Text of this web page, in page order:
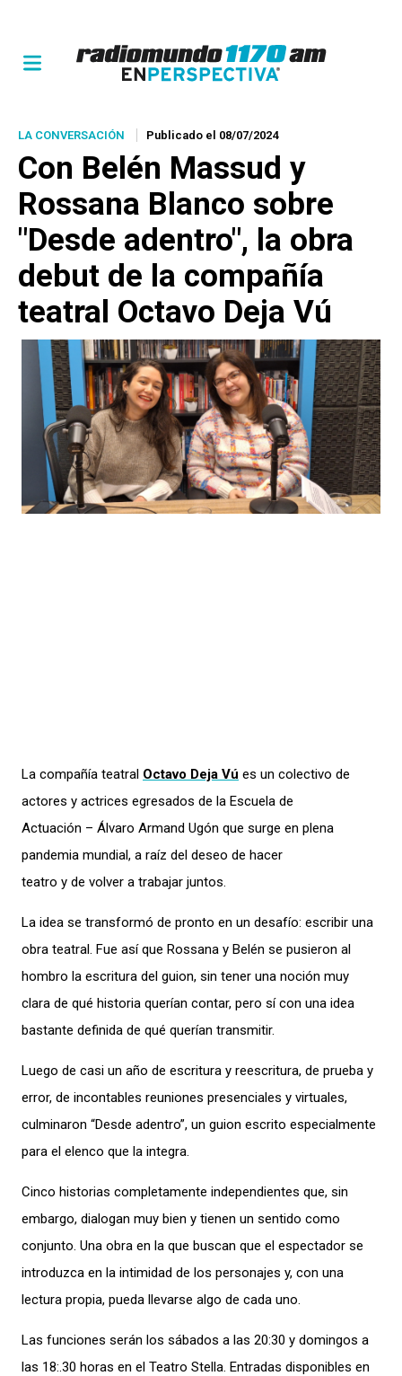
LA CONVERSACIÓN Publicado el 08/07/2024
Con Belén Massud y
Rossana Blanco sobre
"Desde adentro", la obra
debut de la compañía
teatral Octavo Deja Vú
La compañía teatral Octavo Deja Vú es un colectivo de
actores y actrices egresados de la Escuela de
Actuación – Álvaro Armand Ugón que surge en plena
pandemia mundial, a raíz del deseo de hacer
teatro y de volver a trabajar juntos.
La idea se transformó de pronto en un desafío: escribir una
obra teatral. Fue así que Rossana y Belén se pusieron al
hombro la escritura del guion, sin tener una noción muy
clara de qué historia querían contar, pero sí con una idea
bastante definida de qué querían transmitir.
Luego de casi un año de escritura y reescritura, de prueba y
error, de incontables reuniones presenciales y virtuales,
culminaron “Desde adentro”, un guion escrito especialmente
para el elenco que la integra.
Cinco historias completamente independientes que, sin
embargo, dialogan muy bien y tienen un sentido como
conjunto. Una obra en la que buscan que el espectador se
introduzca en la intimidad de los personajes y, con una
lectura propia, pueda llevarse algo de cada uno.
Las funciones serán los sábados a las 20:30 y domingos a
las 18:.30 horas en el Teatro Stella. Entradas disponibles en